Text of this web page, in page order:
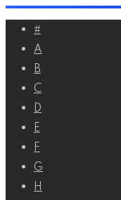
Перейти
контенту
#
A
B
C
D
E
F
G
H